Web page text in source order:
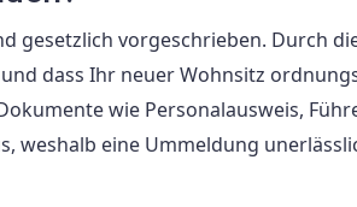
gesetzlich vorgeschrieben. Durch
dass Ihr neuer Wohnsitz
wie Personalausweis,
weshalb eine Ummeldung